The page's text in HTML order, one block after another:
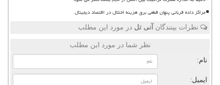
مراکز داده قربانی پنهان قطعی برق هزینه اختلال در اقتصاد دیجیتال
نظرات بینندگان آنی تل در مورد این مطلب
نظر شما در مورد این مطلب
نام:
ایمیل: